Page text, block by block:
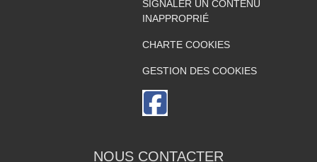
SIGNALER UN CONTENU
INAPPROPRIÉ
CHARTE COOKIES
GESTION DES COOKIES
NOUS CONTACTER